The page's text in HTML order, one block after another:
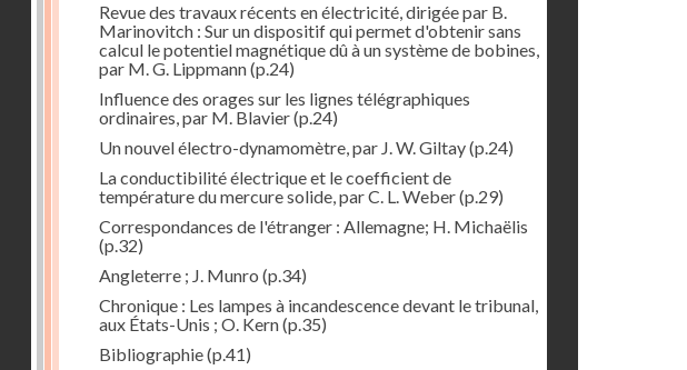
Revue des travaux récents en électricité, dirigée par B.
Marinovitch : Sur un dispositif qui permet d'obtenir sans
calcul le potentiel magnétique dû à un système de bobines,
par M. G. Lippmann(p.24)
Influence des orages sur les lignes télégraphiques
ordinaires, par M. Blavier(p.24)
Un nouvel électro-dynamomètre, par J. W. Giltay(p.24)
La conductibilité électrique et le coefficient de
température du mercure solide, par C. L. Weber(p.29)
Correspondances de l'étranger : Allemagne; H. Michaëlis
(p.32)
Angleterre ; J. Munro (p.34)
Chronique : Les lampes à incandescence devant le tribunal,
aux États-Unis ; O. Kern(p.35)
Bibliographie(p.41)